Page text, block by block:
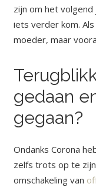
zijn om het
iets verder kom.
moeder, maar
gedaan
gegaan?
Ondanks Corona
zelfs trots op te
omschakeling van